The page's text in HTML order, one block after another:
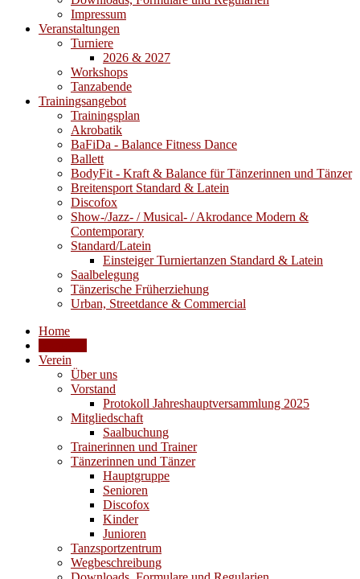
Impressum
Veranstaltungen
Turniere
2026 & 2027
Workshops
Tanzabende
Trainingsangebot
Trainingsplan
Akrobatik
BaFiDa - Balance Fitness Dance
Ballett
BodyFit - Kraft & Balance für Tänzerinnen und Tänzer
Breitensport Standard & Latein
Discofox
Show-/Jazz- / Musical- / Akrodance Modern &
Contemporary
Standard/Latein
Einsteiger Turniertanzen Standard & Latein
Saalbelegung
Tänzerische Früherziehung
Urban, Streetdance & Commercial
Home
Verein
Über uns
Vorstand
Protokoll Jahreshauptversammlung 2025
Mitgliedschaft
Saalbuchung
Trainerinnen und Trainer
Tänzerinnen und Tänzer
Hauptgruppe
Senioren
Discofox
Kinder
Junioren
Tanzsportzentrum
Wegbeschreibung